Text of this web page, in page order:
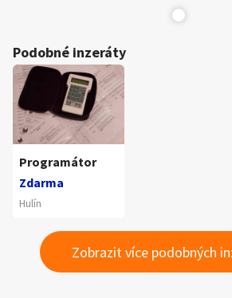
Podobné inzeráty
Programátor
Zdarma
Hulín
Zobrazit více podobných